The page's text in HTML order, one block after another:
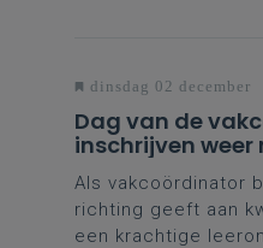
dinsdag 02 december
Dag van de
inschrijven weer
Als vakcoördinator
richting geeft aan
een krachtige